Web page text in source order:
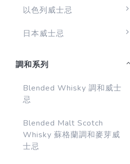
以色列威士忌
日本威士忌
調和系列
Blended Whisky 調和威士
忌
Blended Malt Scotch
Whisky 蘇格蘭調和麥芽威
士忌